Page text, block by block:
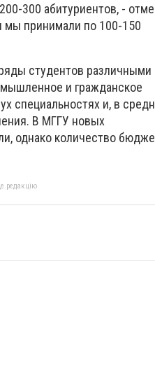
300 абитуриентов, -
мы принимали по 100-150
студентов различными
и гражданское
специальностях и, в
В МГГУ новых
однако количество
редакцію